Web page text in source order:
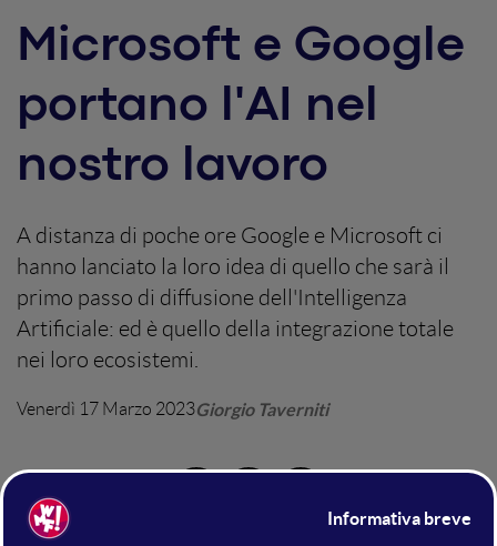
Microsoft e Google
portano l'AI nel
nostro lavoro
A distanza di poche ore Google e Microsoft ci
hanno lanciato la loro idea di quello che sarà il
primo passo di diffusione dell'Intelligenza
Artificiale: ed è quello della integrazione totale
nei loro ecosistemi.
Venerdì 17 Marzo 2023Giorgio Taverniti